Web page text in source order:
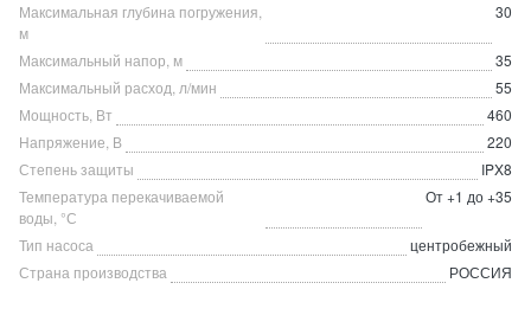
Максимальная глубина погружения,
м
30
Максимальный напор, м
35
Максимальный расход, л/мин
55
Мощность, Вт
460
Напряжение, В
220
Степень защиты
IPX8
Температура перекачиваемой
воды, °С
От +1 до +35
Тип насоса
центробежный
Страна производства
РОССИЯ